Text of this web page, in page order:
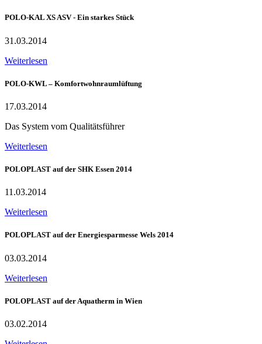
POLO-KAL XS ASV - Ein starkes Stück
31.03.2014
Weiterlesen
POLO-KWL – Komfortwohnraumlüftung
17.03.2014
Das System vom Qualitätsführer
Weiterlesen
POLOPLAST auf der SHK Essen 2014
11.03.2014
Weiterlesen
POLOPLAST auf der Energiesparmesse Wels 2014
03.03.2014
Weiterlesen
POLOPLAST auf der Aquatherm in Wien
03.02.2014